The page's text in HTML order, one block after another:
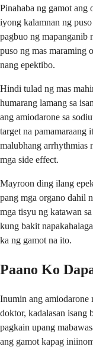
Pinahaba ng gamot ang
iyong kalamnan ng
pagbuo ng mapanganib
puso ng mas maraming
nang epektibo.
Hindi tulad ng mas
humarang lamang sa
ang amiodarone sa
target na pamamaraang
malubhang arrhythmias
mga side effect.
Mayroon ding ilang
pang mga organo dahil
mga tisyu ng katawan
kung bakit
ka ng gamot na ito.
Paano Ko
Inumin ang amiodarone
doktor, kadalasan isang
pagkain upang
ang gamot kapag